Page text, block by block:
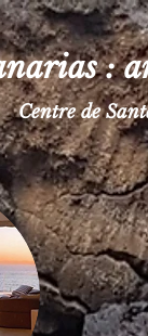
:
Centre de